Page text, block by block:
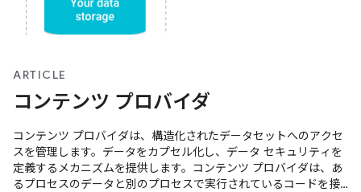
ARTICLE
コンテンツ プロバイダ
コンテンツ プロバイダは、構造化されたデータセットへのアクセ
スを管理します。データをカプセル化し、データ セキュリティを
定義するメカニズムを提供します。コンテンツ プロバイダは、あ
るプロセスのデータと別のプロセスで実行されているコードを接